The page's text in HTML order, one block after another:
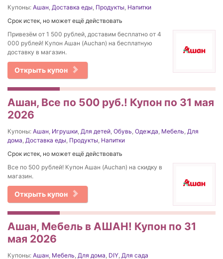
Купоны: Ашан, Доставка еды, Продукты, Напитки
Срок истек, но может ещё действовать
Привезём от 1 500 рублей, доставим бесплатно от 4
000 рублей! Купон Ашан (Auchan) на бесплатную
доставку в магазин.
Открыть купон
Ашан, Все по 500 руб.! Купон по 31 мая
2026
Купоны: Ашан, Игрушки, Для детей, Обувь, Одежда, Мебель, Для
дома, Доставка еды, Продукты, Напитки
Срок истек, но может ещё действовать
Все по 500 рублей! Купон Ашан (Auchan) на скидку в
магазин.
Открыть купон
Ашан, Мебель в АШАН! Купон по 31
мая 2026
Купоны: Ашан, Мебель, Для дома, DIY, Для сада